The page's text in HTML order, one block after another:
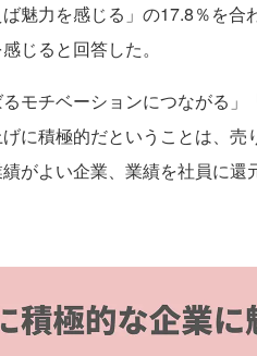
ば魅力を感じる」の17.8％を
じると回答した。
モチベーションにつながる」
に積極的だということは、
がよい企業、業績を社員に